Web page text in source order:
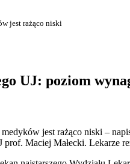
jest rażąco niski
UJ: poziom
jest rażąco niski –
Maciej Małecki. Lekarze